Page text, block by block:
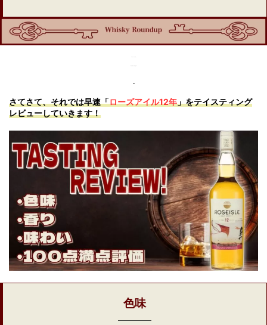
さてさて、それでは早速「ローズアイル12年」をテイスティング
レビューしていきます！
色味